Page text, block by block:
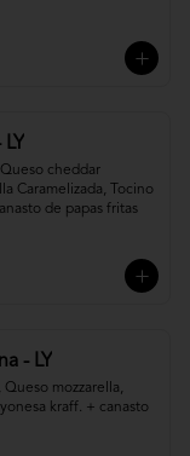
cheddar
Caramelizada, Tocino
de papas fritas
- LY
mozzarella,
kraff. + canasto